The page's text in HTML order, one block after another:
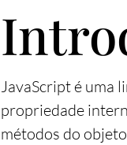
JavaScript é uma
propriedade
métodos do